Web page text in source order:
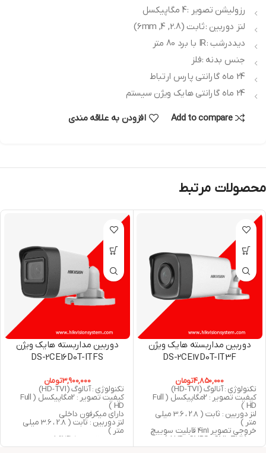
رزولیشن تصویر : 4 مگاپیکسل
لنز دوربین : ثابت (2.8, 4, 6mm)
دیددرشب : IR با برد 80 متر
جنس بدنه : فلز
24 ماه گارانتی پارس ارتباط
24 ماه گارانتی هایک ویژن سیستم
Add to compare افزودن به علاقه مندی
محصولات مرتبط
دوربین مداربسته هایک ویژن
DS-2CE17D0T-IT3F
4,850,000تومان
تکنولوژی : آنالوگ (HD-TVI)
کیفیت تصویر : 2مگاپیکسل ( Full
HD )
لنز دوربین : ثابت ( 2.8 ، 3.6 میلی
متر )
خروجی تصویر 4in1 قابلیت سوییچ
به ( AHD , CVBS , CVI , TVI )
دید در شب : 40 متر مربع
دوربین مداربسته هایک ویژن
DS-2CE16D0T-ITFS
3,900,000تومان
تکنولوژی : آنالوگ (HD-TVI)
کیفیت تصویر : 2مگاپیکسل ( Full
HD )
دارای میکرفون داخلی
لنز دوربین : ثابت ( 2.8 ، 3.6 میلی
متر )
خروجی تصویر 4in1 قابلیت سوییچ
به ( AHD , CVBS , CVI , TVI )